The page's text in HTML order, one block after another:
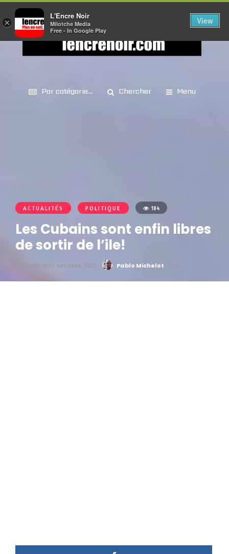
Par catégorie... Chercher Menu
ACTUALITÉS POLITIQUE 184
Les Cubains sont enfin libres
de sortir de l’ile!
Publié le 17 octobre 2012 Pablo Michelot 0
×
L'Encre Noir
Milotche Media
Free - In Google Play
View